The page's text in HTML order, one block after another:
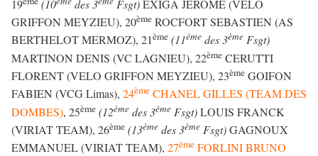
19
(10 des 3 Fsgt)EXIGA JEROME (VELO
GRIFFON MEYZIEU), 20ème ROCFORT SEBASTIEN (AS
BERTHELOT MERMOZ), 21ème (11ème des 3ème Fsgt)
MARTINON DENIS (VC LAGNIEU), 22ème CERUTTI
FLORENT (VELO GRIFFON MEYZIEU), 23ème GOIFON
FABIEN (VCG Limas), 24ème CHANEL GILLES (TEAM DES
DOMBES), 25ème (12ème des 3ème Fsgt)LOUIS FRANCK
(VIRIAT TEAM), 26ème (13ème des 3ème Fsgt)GAGNOUX
EMMANUEL (VIRIAT TEAM), 27ème FORLINI BRUNO